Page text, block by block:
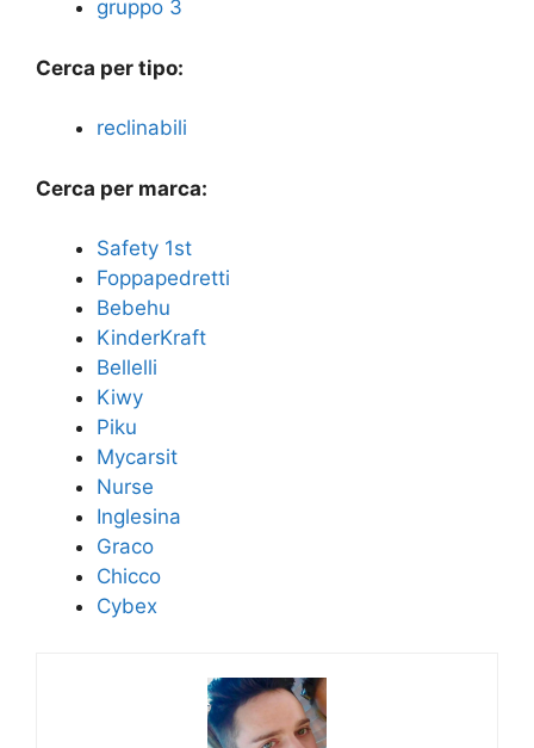
gruppo 3
Cerca per tipo:
reclinabili
Cerca per marca:
Safety 1st
Foppapedretti
Bebehu
KinderKraft
Bellelli
Kiwy
Piku
Mycarsit
Nurse
Inglesina
Graco
Chicco
Cybex